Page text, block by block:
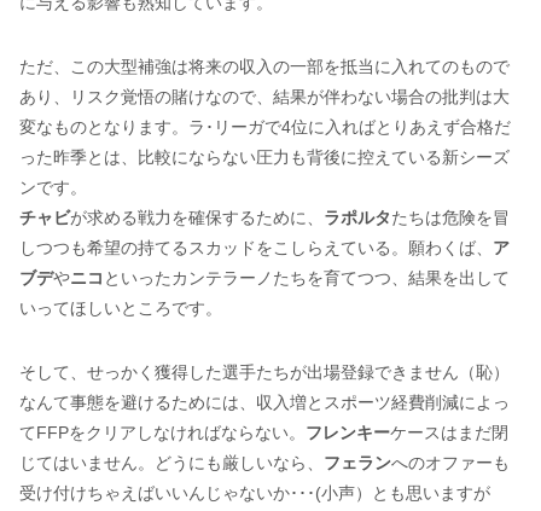
ただ、この大型補強は将来の収入の一部を抵当に入れてのもので
あり、リスク覚悟の賭けなので、結果が伴わない場合の批判は大
変なものとなります。ラ･リーガで4位に入ればとりあえず合格だ
った昨季とは、比較にならない圧力も背後に控えている新シーズ
ンです。
チャビが求める戦力を確保するために、 ラポルタたちは危険を冒
しつつも希望の持てるスカッドをこしらえている。願わくば、 ア
ブデやニコ といったカンテラーノたちを育てつつ、結果を出して
いってほしいところです。
そして、せっかく獲得した選手たちが出場登録できません（恥）
なんて事態を避けるためには、収入増とスポーツ経費削減によっ
てFFPをクリアしなければならない。 フレンキーケースはまだ閉
じてはいません。どうにも厳しいなら、 フェランへのオファーも
受け付けちゃえばいいんじゃないか･･･(小声）とも思いますが